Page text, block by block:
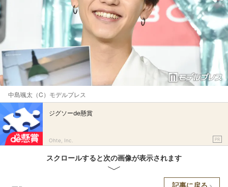
中島颯太（C）モデルプレス
ジグソーde懸賞
Ohte, Inc. PR
スクロールすると次の画像が表示されます